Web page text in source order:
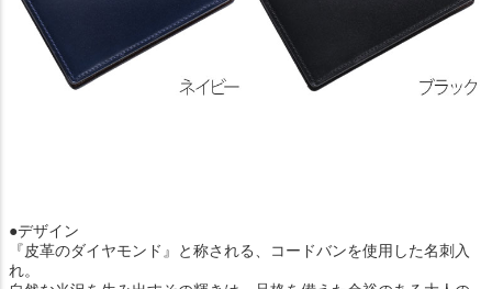
●デザイン
『皮革のダイヤモンド』と称される、コードバンを使用した名刺入
れ。